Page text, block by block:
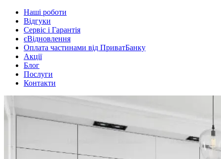
Наші роботи
Відгуки
Сервіс і Гарантія
єВідновлення
Оплата частинами від ПриватБанку
Акції
Блог
Послуги
Контакти